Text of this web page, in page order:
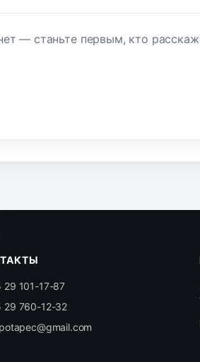
— станьте первым, кто
29 101-17-87
29 760-12-32